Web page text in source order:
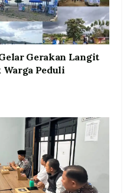
Gerakan Langit
Peduli